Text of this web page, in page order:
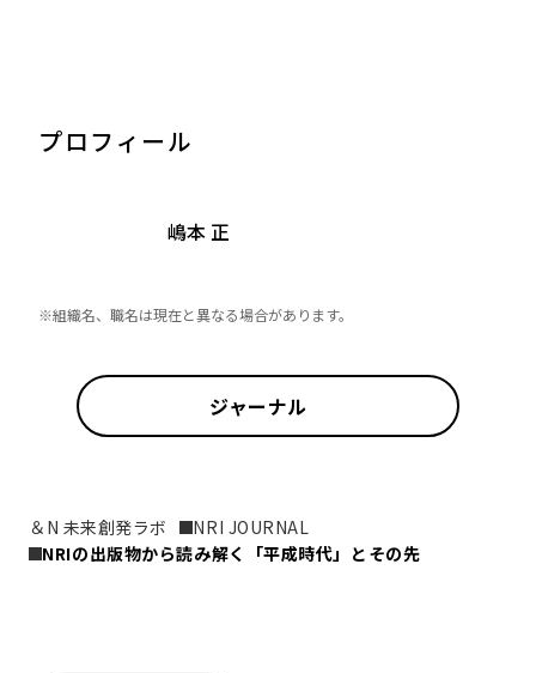
プロフィール
嶋本 正
※組織名、職名は現在と異なる場合があります。
ジャーナル
＆N 未来創発ラボ
NRI JOURNAL
NRIの出版物から読み解く「平成時代」とその先